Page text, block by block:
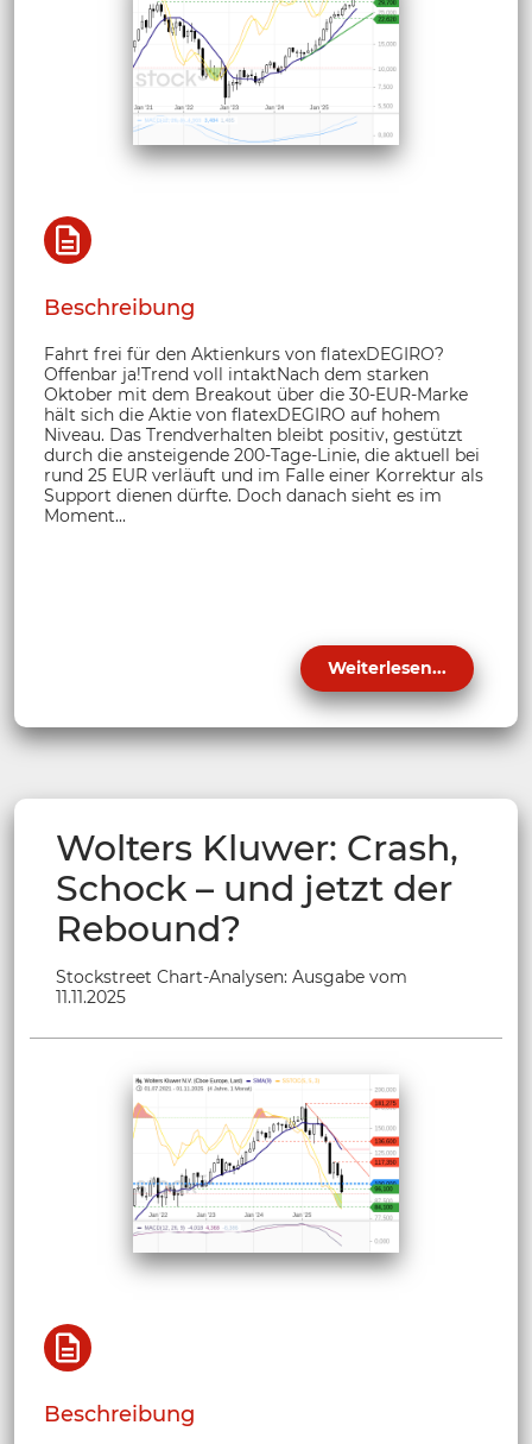
Beschreibung
Fahrt frei für den Aktienkurs von flatexDEGIRO?
Offenbar ja!Trend voll intaktNach dem starken
Oktober mit dem Breakout über die 30-EUR-Marke
hält sich die Aktie von flatexDEGIRO auf hohem
Niveau. Das Trendverhalten bleibt positiv, gestützt
durch die ansteigende 200-Tage-Linie, die aktuell bei
rund 25 EUR verläuft und im Falle einer Korrektur als
Support dienen dürfte. Doch danach sieht es im
Moment...
Weiterlesen...
Wolters Kluwer: Crash,
Schock – und jetzt der
Rebound?
Stockstreet Chart-Analysen: Ausgabe vom
11.11.2025
Beschreibung